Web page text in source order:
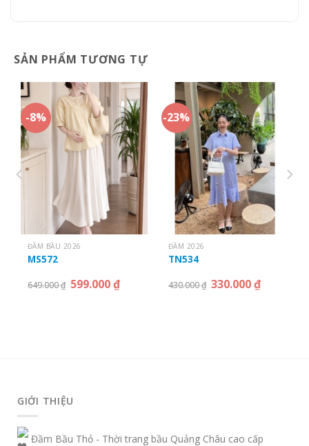
SẢN PHẨM TƯƠNG TỰ
-8%
ĐẦM BẦU 2026
MS572
649.000₫ 599.000₫
-23%
ĐẦM 2026
TN534
430.000₫ 330.000₫
GIỚI THIỆU
Đầm Bầu Thỏ - Thời trang bầu Quảng Châu cao cấp